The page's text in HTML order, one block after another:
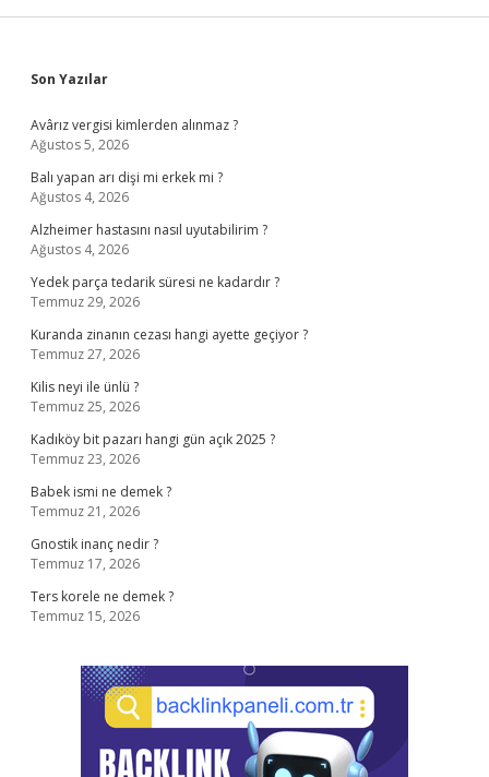
Sidebar
Son Yazılar
Avârız vergisi kimlerden alınmaz ?
Ağustos 5, 2026
Balı yapan arı dişi mi erkek mi ?
Ağustos 4, 2026
Alzheimer hastasını nasıl uyutabilirim ?
Ağustos 4, 2026
Yedek parça tedarik süresi ne kadardır ?
Temmuz 29, 2026
Kuranda zinanın cezası hangi ayette geçiyor ?
Temmuz 27, 2026
Kilis neyi ile ünlü ?
Temmuz 25, 2026
Kadıköy bit pazarı hangi gün açık 2025 ?
Temmuz 23, 2026
Babek ismi ne demek ?
Temmuz 21, 2026
Gnostik inanç nedir ?
Temmuz 17, 2026
Ters korele ne demek ?
Temmuz 15, 2026